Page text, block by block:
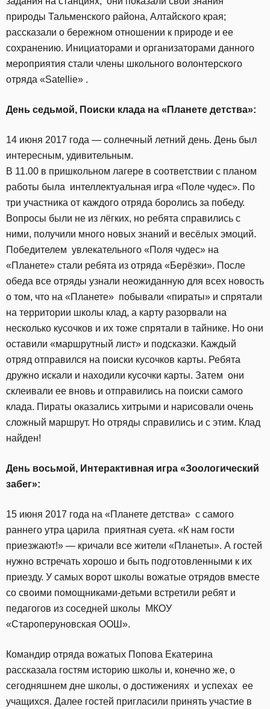
природы Тальменского района, Алтайского края;
рассказали о бережном отношении к природе и ее
сохранению. Инициаторами и организаторами данного
мероприятия стали члены школьного волонтерского
отряда «Satellie» .
День седьмой, Поиски клада на «Планете детства»:
14 июня 2017 года — солнечный летний день. День был
интересным, удивительным.
В 11.00 в пришкольном лагере в соответствии с планом
работы была интеллектуальная игра «Поле чудес». По
три участника от каждого отряда боролись за победу.
Вопросы были не из лёгких, но ребята справились с
ними, получили много новых знаний и весёлых эмоций.
Победителем увлекательного «Поля чудес» на
«Планете» стали ребята из отряда «Берёзки». После
обеда все отряды узнали неожиданную для всех новость
о том, что на «Планете» побывали «пираты» и спрятали
на территории школы клад, а карту разорвали на
несколько кусочков и их тоже спрятали в тайнике. Но они
оставили «маршрутный лист» и подсказки. Каждый
отряд отправился на поиски кусочков карты. Ребята
дружно искали и находили кусочки карты. Затем они
склеивали ее вновь и отправились на поиски самого
клада. Пираты оказались хитрыми и нарисовали очень
сложный маршрут. Но отряды справились и с этим. Клад
найден!
День восьмой, Интерактивная игра «Зоологический
забег»:
15 июня 2017 года на «Планете детства» с самого
раннего утра царила приятная суета. «К нам гости
приезжают!» — кричали все жители «Планеты». А гостей
нужно встречать хорошо и быть подготовленными к их
приезду. У самых ворот школы вожатые отрядов вместе
со своими помощниками-детьми встретили ребят и
педагогов из соседней школы МКОУ
«Староперуновская ООШ».
Командир отряда вожатых Попова Екатерина
рассказала гостям историю школы и, конечно же, о
сегодняшнем дне школы, о достижениях и успехах ее
учащихся. Далее гостей пригласили принять участие в